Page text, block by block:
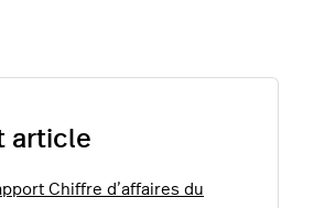
article
Chiffre d’affaires du